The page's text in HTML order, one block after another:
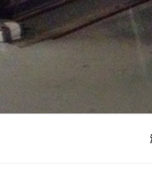
ン
テ
ン